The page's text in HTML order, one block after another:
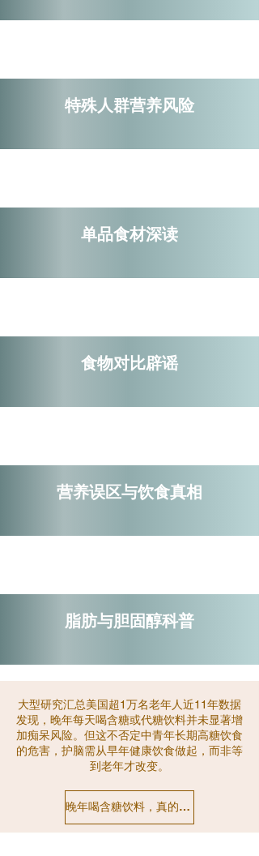
特殊人群营养风险
单品食材深读
食物对比辟谣
营养误区与饮食真相
脂肪与胆固醇科普
大型研究汇总美国超1万名老年人近11年数据
发现，晚年每天喝含糖或代糖饮料并未显著增
加痴呆风险。但这不否定中青年长期高糖饮食
的危害，护脑需从早年健康饮食做起，而非等
到老年才改变。
晚年喝含糖饮料，真的会得痴呆吗？最